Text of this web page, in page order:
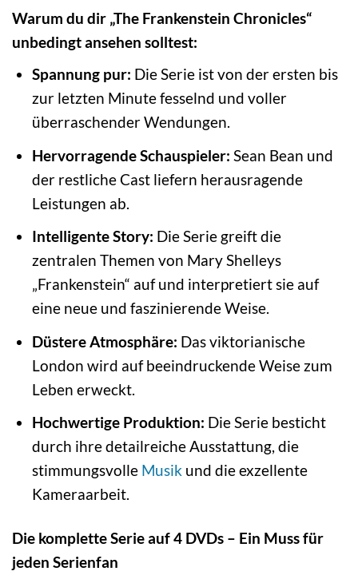
Warum du dir „The Frankenstein Chronicles“
unbedingt ansehen solltest:
Spannung pur: Die Serie ist von der ersten bis
zur letzten Minute fesselnd und voller
überraschender Wendungen.
Hervorragende Schauspieler: Sean Bean und
der restliche Cast liefern herausragende
Leistungen ab.
Intelligente Story: Die Serie greift die
zentralen Themen von Mary Shelleys
„Frankenstein“ auf und interpretiert sie auf
eine neue und faszinierende Weise.
Düstere Atmosphäre: Das viktorianische
London wird auf beeindruckende Weise zum
Leben erweckt.
Hochwertige Produktion: Die Serie besticht
durch ihre detailreiche Ausstattung, die
stimmungsvolle Musik und die exzellente
Kameraarbeit.
Die komplette Serie auf 4 DVDs – Ein Muss für
jeden Serienfan